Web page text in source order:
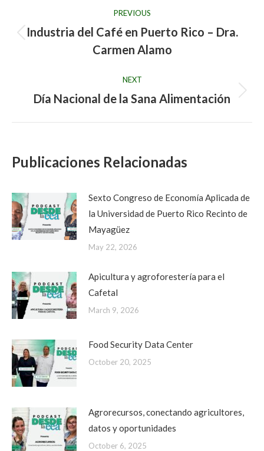
navigation
PREVIOUS
Previous
post:
Industria del Café en Puerto Rico – Dra.
Carmen Alamo
NEXT
Next
Día Nacional de la Sana Alimentación
Publicaciones Relacionadas
Sexto Congreso de Economía Aplicada de
la Universidad de Puerto Rico Recinto de
Mayagüez
May 22, 2026
Apicultura y agroforestería para el
Cafetal
March 9, 2026
Food Security Data Center
October 20, 2025
Agrorecursos, conectando agricultores,
datos y oportunidades
October 6, 2025